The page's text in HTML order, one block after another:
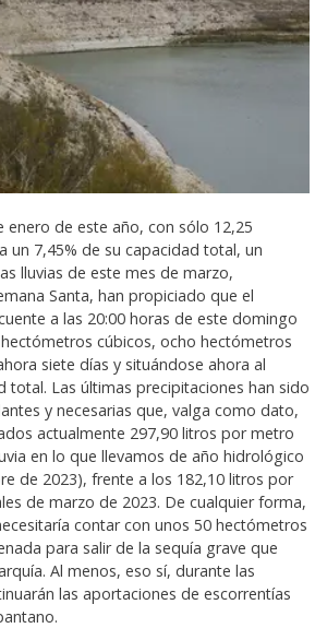
de este año, con sólo 12,25
un 7,45% de su capacidad total, un
lluvias de este mes de marzo,
Santa, han propiciado que el
a las 20:00 horas de este domingo
cúbicos, ocho hectómetros
siete días y situándose ahora al
total. Las últimas precipitaciones han sido
y necesarias que, valga como dato,
actualmente 297,90 litros por metro
en lo que llevamos de año hidrológico
de 2023), frente a los 182,10 litros por
de marzo de 2023. De cualquier forma,
contar con unos 50 hectómetros
para salir de la sequía grave que
Al menos, eso sí, durante las
las aportaciones de escorrentías